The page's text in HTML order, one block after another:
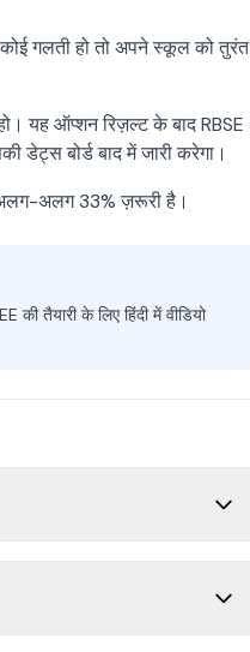
गलती हो तो अपने स्कूल को तुरंत
यह ऑप्शन रिज़ल्ट के बाद RBSE
डेट्स बोर्ड बाद में जारी करेगा।
अलग-अलग 33% ज़रूरी है।
की तैयारी के लिए हिंदी में वीडियो